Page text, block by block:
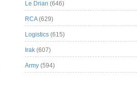
Le Drian (646)
RCA(629)
Logistics (615)
Irak (607)
Army (594)